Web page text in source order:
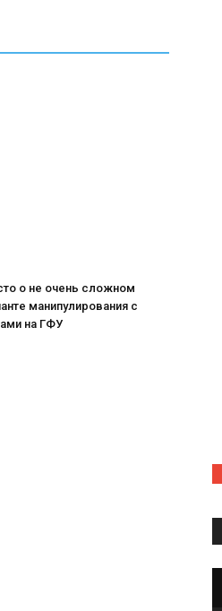
о не очень сложном
манипулирования с
на ГФУ